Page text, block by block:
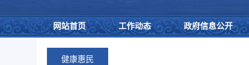
网站首页 工作动态 政府信息公开
健康惠民